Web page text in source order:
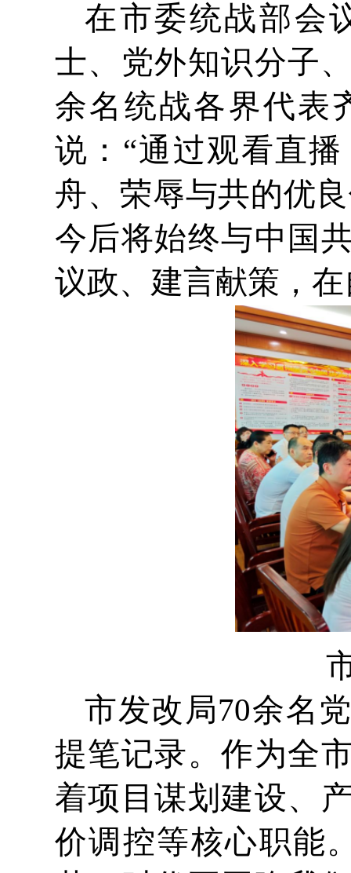
在市委统战部会
士、党外知识分子
余名统战各界代表
说：“通过观看直
舟、荣辱与共的优
今后将始终与中国
议政、建言献策，
市发改局70余名
提笔记录。作为全
着项目谋划建设、
价调控等核心职能